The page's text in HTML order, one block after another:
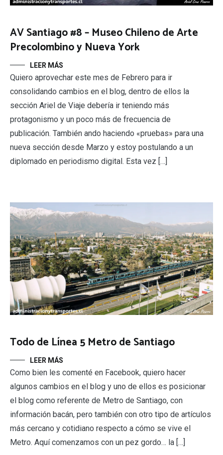
AV Santiago #8 – Museo Chileno de Arte
Precolombino y Nueva York
LEER MÁS
Quiero aprovechar este mes de Febrero para ir
consolidando cambios en el blog, dentro de ellos la
sección Ariel de Viaje debería ir teniendo más
protagonismo y un poco más de frecuencia de
publicación. También ando haciendo «pruebas» para una
nueva sección desde Marzo y estoy postulando a un
diplomado en periodismo digital. Esta vez […]
Todo de Línea 5 Metro de Santiago
LEER MÁS
Como bien les comenté en Facebook, quiero hacer
algunos cambios en el blog y uno de ellos es posicionar
el blog como referente de Metro de Santiago, con
información bacán, pero también con otro tipo de artículos
más cercano y cotidiano respecto a cómo se vive el
Metro. Aquí comenzamos con un pez gordo… la […]